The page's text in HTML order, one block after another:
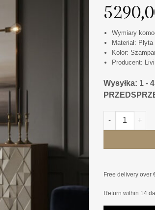
Wymiary
Materiał:
Kolor:
Producent:
Wysyłka: 1 -
ilość
Free delivery over
Return within 14